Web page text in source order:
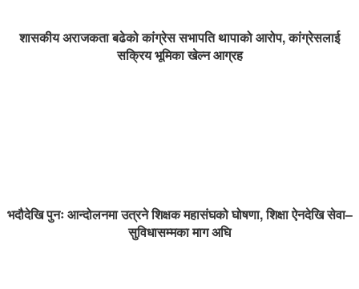
शासकीय अराजकता बढेको कांग्रेस सभापति थापाको आरोप, कांग्रेसलाई
सक्रिय भूमिका खेल्न आग्रह
भदौदेखि पुनः आन्दोलनमा उत्रने शिक्षक महासंघको घोषणा, शिक्षा ऐनदेखि सेवा–
सुविधासम्मका माग अघि